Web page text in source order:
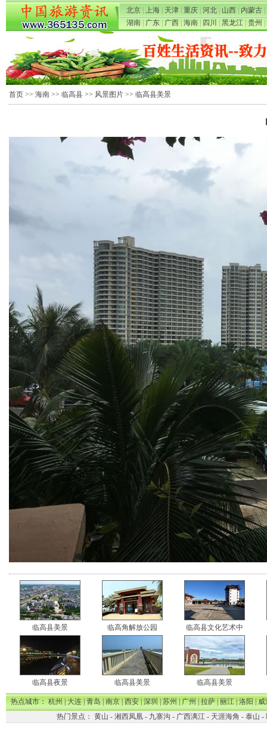
北京 上海 天津 重庆 河北 山西 内蒙古
湖南
广东 广西 海南 四川 黑龙江 贵州
首页 >> 海南 >> 临高县 >> 风景图片 >> 临高县美景
临高县美景 临高角解放公园 临高县文化艺术中
临高县夜景 临高县美景 临高县美景
热点城市：杭州|大连|青岛|南京|西安|深圳|苏州|广州|拉萨|丽江|洛阳|威
热门景点： 黄山 - 湘西凤凰- 九寨沟 - 广西漓江- 天涯海角 - 泰山 -